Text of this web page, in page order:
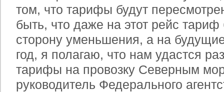
том, что тарифы будут
быть, что даже на этот рейс тариф
сторону уменьшения, а на
год, я полагаю, что нам удастся
тарифы на провозку Северным
руководитель Федерального